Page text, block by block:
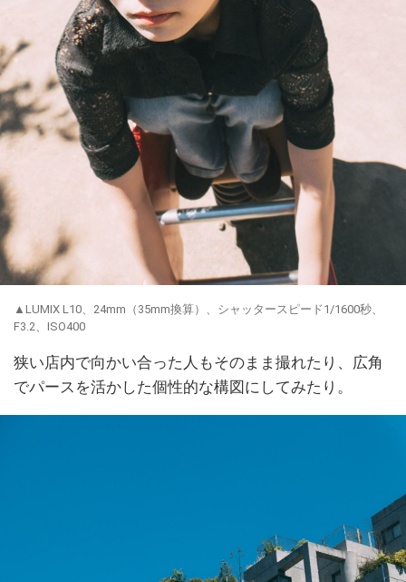
▲LUMIX L10、24mm（35mm換算）、シャッタースピード1/1600秒、
F3.2、ISO400
狭い店内で向かい合った人もそのまま撮れたり、広角
でパースを活かした個性的な構図にしてみたり。